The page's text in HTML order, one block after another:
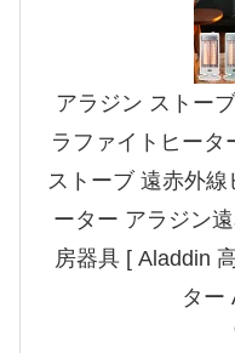
アラジン ストー
ラファイトヒータ
ストーブ 遠赤外
ーター アラジン
房器具 [ Aladdin
ター